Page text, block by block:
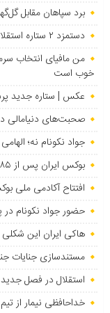
برد سپاهان مقابل
دستمزد ۲ ستاره استقلال برای تمدید مشخص شد
من مافیای انتخاب
خوب است
عکس | ستاره جدید
صحبت‌های دنیامالی
جواد نکونام نه؛
بوکس ایران پس از ۸۵ سال صاحب آکادمی تیم های ملی شد
افتتاح آکادمی ملی
حضور جواد نکونام
هاکی ایران این
مستندسازی جنایات
استقلال در فصل
خداحافظی نیمار از